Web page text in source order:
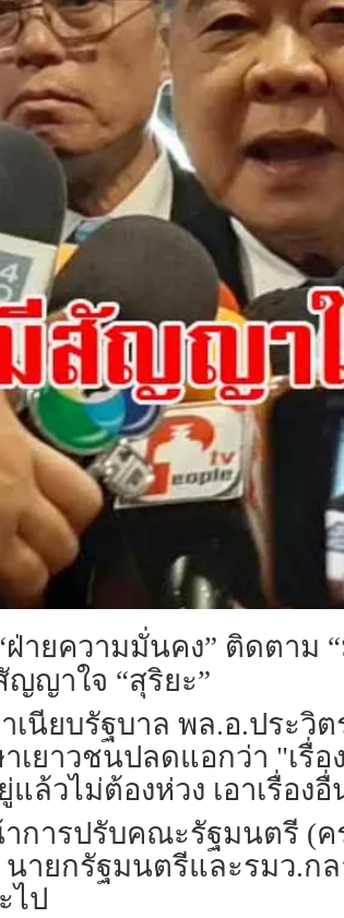
ฝ่ายความมั่นคง” ติดตาม
ญาใจ “สุริยะ”
เนียบรัฐบาล พล.อ.ประ
ยาวชนปลดแอกว่า "เรื่อ
ล้วไม่ต้องห่วง เอาเรื่อง
การปรับคณะรัฐมนตรี (ค
ายกรัฐมนตรีและรมว.ก
ไป